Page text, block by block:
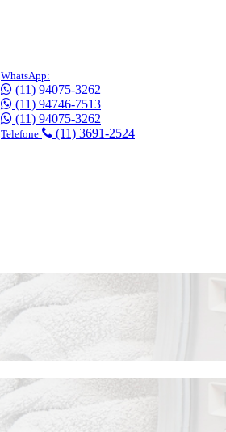
WhatsApp:
(11) 94075-3262
(11) 94746-7513
(11) 94075-3262
Telefone (11) 3691-2524